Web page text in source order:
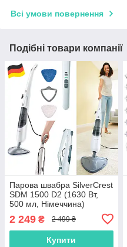
Всі умови повернення
Подібні товари компанії
Парова швабра SilverCrest
SDM 1500 D2 (1630 Вт,
500 мл, Німеччина)
2 249 ₴ 2 499 ₴
Купити